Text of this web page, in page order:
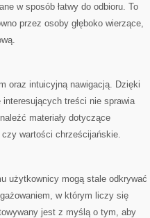
w sposób łatwy do odbioru. To
przez osoby głęboko wierzące,
oraz intuicyjną nawigacją. Dzięki
treści nie sprawia
materiały dotyczące
wartości chrześcijańskie.
użytkownicy mogą stale odkrywać
w którym liczy się
jest z myślą o tym, aby